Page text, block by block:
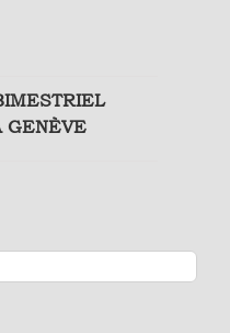
GENÈVE